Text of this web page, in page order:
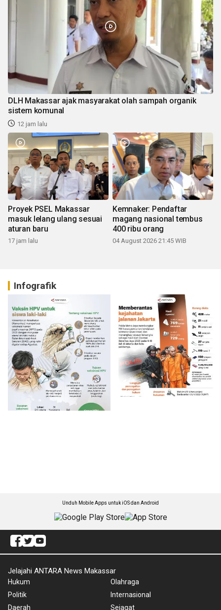
DLH Makassar ajak masyarakat olah sampah organik
sistem komunal
12 jam lalu
Proyek PSEL Makassar
masuk lelang ulang sesuai
aturan baru
17 jam lalu
Kemnaker: Pendaftar
magang nasional tembus
400 ribu orang
04 August 2026 21:45 WIB
Infografik
Unduh Mobile Apps untuk iOS dan Android
Jelajahi ANTARA News Makassar
Hukum
Politik
Daerah
Olahraga
Internasional
Sejagat